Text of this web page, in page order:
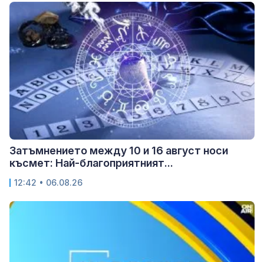
Затъмнението между 10 и 16 август носи
късмет: Най-благоприятният...
12:42 • 06.08.26